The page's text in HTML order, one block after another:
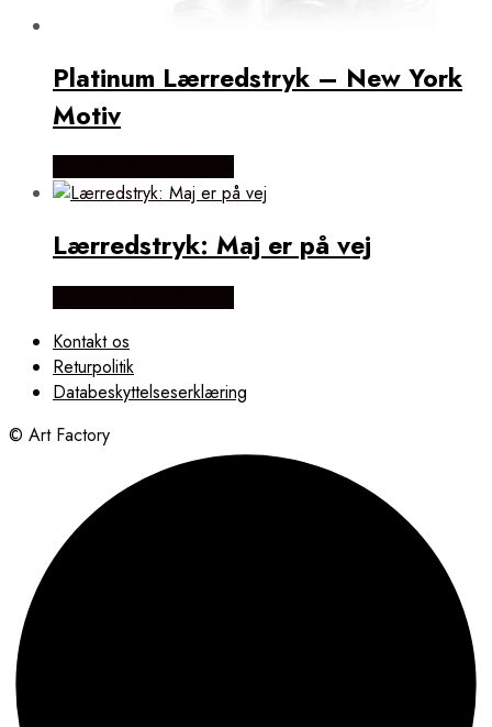
Platinum Lærredstryk – New York
Motiv
Lærredstryk: Maj er på vej
Kontakt os
Returpolitik
Databeskyttelseserklæring
© Art Factory